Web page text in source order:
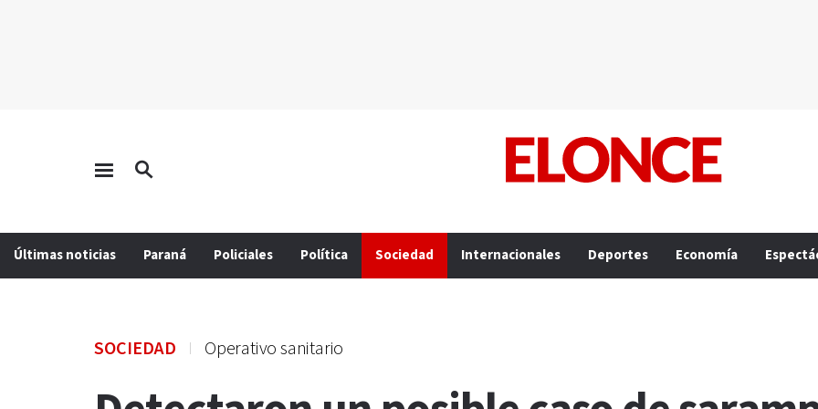
Últimas noticias Paraná Policiales Política Sociedad Internacionales Deportes Economía
SOCIEDAD Operativo sanitario